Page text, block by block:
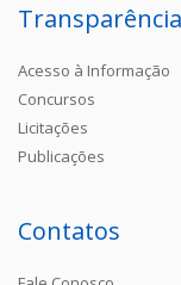
Transparência
Acesso à Informação
Concursos
Licitações
Publicações
Contatos